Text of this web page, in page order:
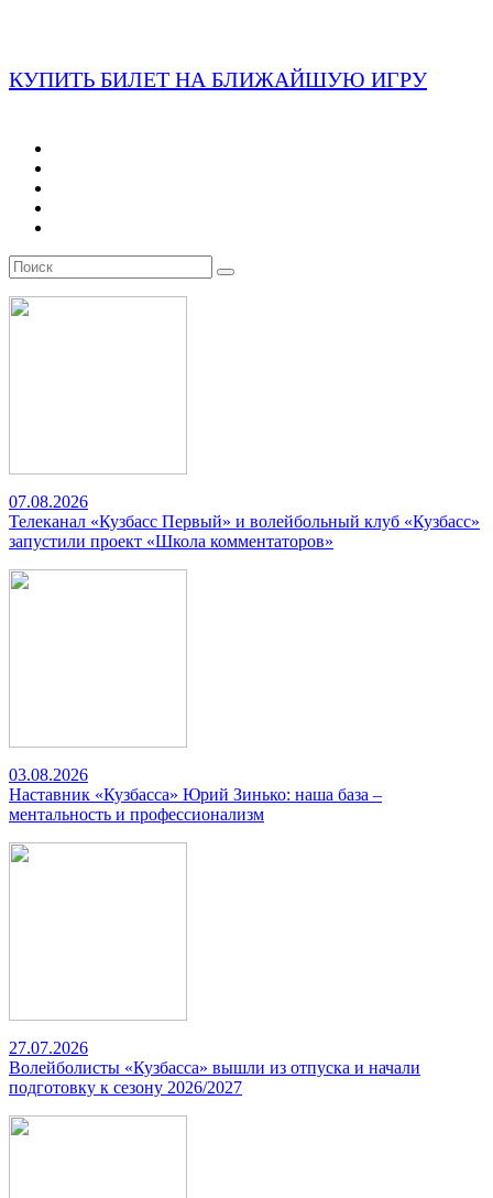
КУПИТЬ БИЛЕТ НА БЛИЖАЙШУЮ ИГРУ
07.08.2026
Телеканал «Кузбасс Первый» и волейбольный клуб «Кузбасс»
запустили проект «Школа комментаторов»
03.08.2026
Наставник «Кузбасса» Юрий Зинько: наша база –
ментальность и профессионализм
27.07.2026
Волейболисты «Кузбасса» вышли из отпуска и начали
подготовку к сезону 2026/2027